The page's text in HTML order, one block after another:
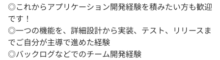
◎これからアプリケーション開発経験を積みたい方も歓迎
です！
◎一つの機能を、詳細設計から実装、テスト、リリースま
でご自分が主導で進めた経験
◎バックログなどでのチーム開発経験